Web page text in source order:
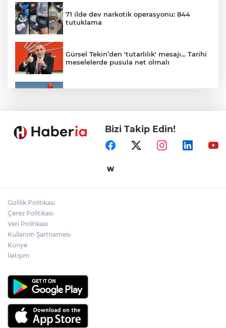
71 ilde dev narkotik operasyonu: 844
tutuklama
Gürsel Tekin’den 'tutarlılık' mesajı... Tarihi
meselelerde pusula net olmalı
Samsun’da Alaçam'a yeni yaşam alanı
Yapay zekada onlarca uygulamanın
Bizi Takip Edin!
Gizlilik Politikası
Çerez Politikası
Veri Politikası
Kullanım Şartnamesi
Künye
İletişim